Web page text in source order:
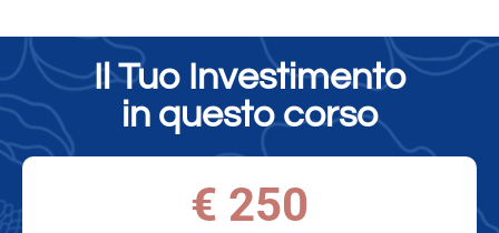
Il Tuo Investimento
in questo corso
€ 250